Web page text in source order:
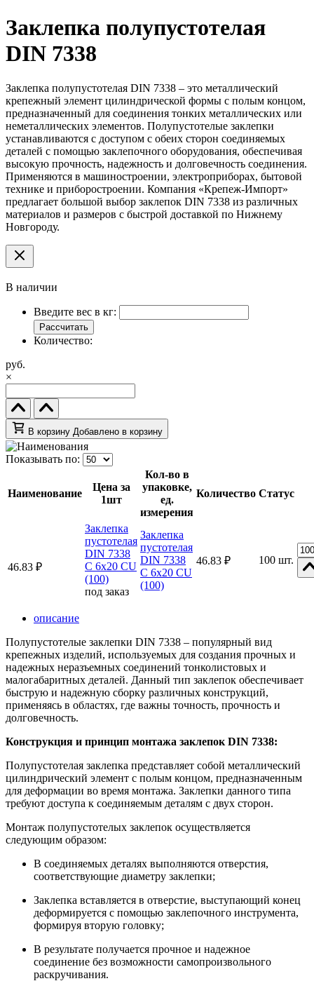
Заклепка полупустотелая
DIN 7338
Заклепка полупустотелая DIN 7338 – это металлический
крепежный элемент цилиндрической формы с полым концом,
предназначенный для соединения тонких металлических или
неметаллических элементов. Полупустотелые заклепки
устанавливаются с доступом с обеих сторон соединяемых
деталей с помощью заклепочного оборудования, обеспечивая
высокую прочность, надежность и долговечность соединения.
Применяются в машиностроении, электроприборах, бытовой
технике и приборостроении. Компания «Крепеж-Импорт»
предлагает большой выбор заклепок DIN 7338 из различных
материалов и размеров с быстрой доставкой по Нижнему
Новгороду.
В наличии
Введите вес в кг:
Рассчитать
Количество:
руб.
×
В корзину Добавлено в корзину
Показывать по:
Наименование
Цена за
1шт
Кол-во в
упаковке,
ед.
измерения
Количество Статус
46.83 ₽
Заклепка
пустотелая
DIN 7338
C 6x20 CU
(100)
под заказ
Заклепка
пустотелая
DIN 7338
C 6x20 CU
(100)
46.83 ₽ 100 шт.
описание
Полупустотелые заклепки DIN 7338 – популярный вид
крепежных изделий, используемых для создания прочных и
надежных неразъемных соединений тонколистовых и
малогабаритных деталей. Данный тип заклепок обеспечивает
быструю и надежную сборку различных конструкций,
применяясь в областях, где важны точность, прочность и
долговечность.
Конструкция и принцип монтажа заклепок DIN 7338:
Полупустотелая заклепка представляет собой металлический
цилиндрический элемент с полым концом, предназначенным
для деформации во время монтажа. Заклепки данного типа
требуют доступа к соединяемым деталям с двух сторон.
Монтаж полупустотелых заклепок осуществляется
следующим образом:
В соединяемых деталях выполняются отверстия,
соответствующие диаметру заклепки;
Заклепка вставляется в отверстие, выступающий конец
деформируется с помощью заклепочного инструмента,
формируя вторую головку;
В результате получается прочное и надежное
соединение без возможности самопроизвольного
раскручивания.